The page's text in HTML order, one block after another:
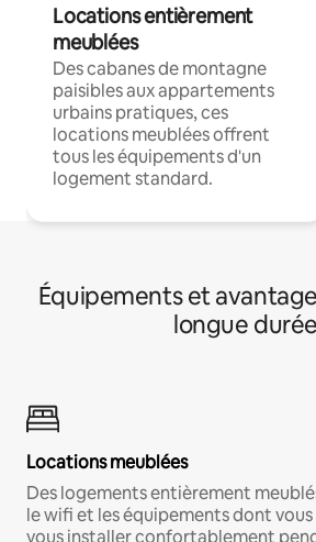
Locations entièrement
meublées
Des cabanes de montagne
paisibles aux appartements
urbains pratiques, ces
locations meublées offrent
tous les équipements d'un
logement standard.
Équipements et
longue durée
Locations meublées
Des logements entièrement
le wifi et les équipements dont
vous installer confortablement